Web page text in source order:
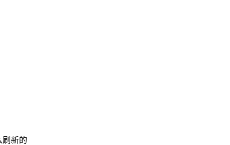
刷新的